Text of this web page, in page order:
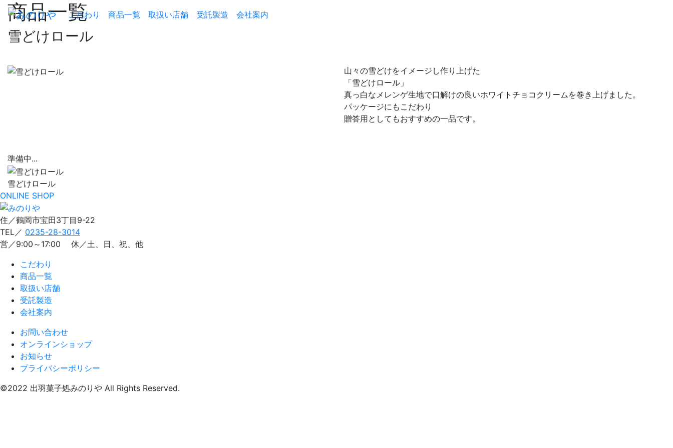
こだわり 商品一覧 取扱い店舗 受託製造 会社案内
商品一覧
雪どけロール
山々の雪どけをイメージし作り上げた
「雪どけロール」
真っ白なメレンゲ生地で口解けの良いホワイトチョコクリームを巻き上げました。
パッケージにもこだわり
贈答用としてもおすすめの一品です。
準備中...
雪どけロール
ONLINE SHOP
住／鶴岡市宝田3丁目9-22
TEL／ 0235-28-3014
営／9:00～17:00 休／土、日、祝、他
こだわり
商品一覧
取扱い店舗
受託製造
会社案内
お問い合わせ
オンラインショップ
お知らせ
プライバシーポリシー
©2022 出羽菓子処みのりや All Rights Reserved.